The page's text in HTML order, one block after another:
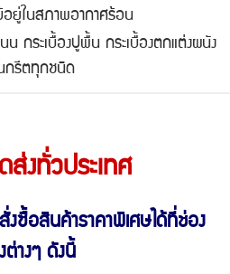
ยู่ในสภาพอากาศร้อน
ระเบื้องปูพื้น กระเบื้องตกแต่งผนัง
นกรีตทุกชนิด
ส่งทั่วประเทศ
ซื้อสินค้าราคาพิเศษได้ที่ช่อง
ต่างๆ ดังนี้